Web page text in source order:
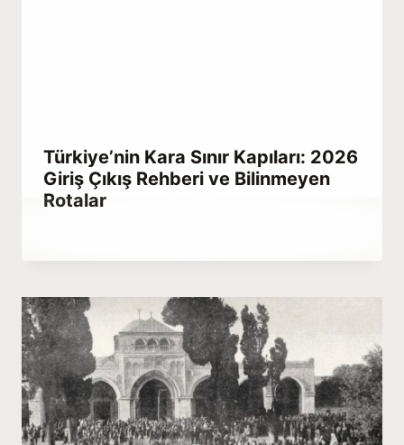
Türkiye’nin Kara Sınır Kapıları: 2026
Giriş Çıkış Rehberi ve Bilinmeyen
Rotalar